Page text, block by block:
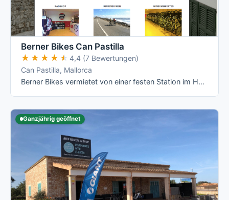
Berner Bikes Can Pastilla
★★★★★
★★★★★ 4,4 (7 Bewertungen)
Can Pastilla, Mallorca
Berner Bikes vermietet von einer festen Station im Hotel THB El Cid an der Playa de Palma aus eine reine Rennrad- und E-Rennrad-Flotte mit …
Ganzjährig geöffnet